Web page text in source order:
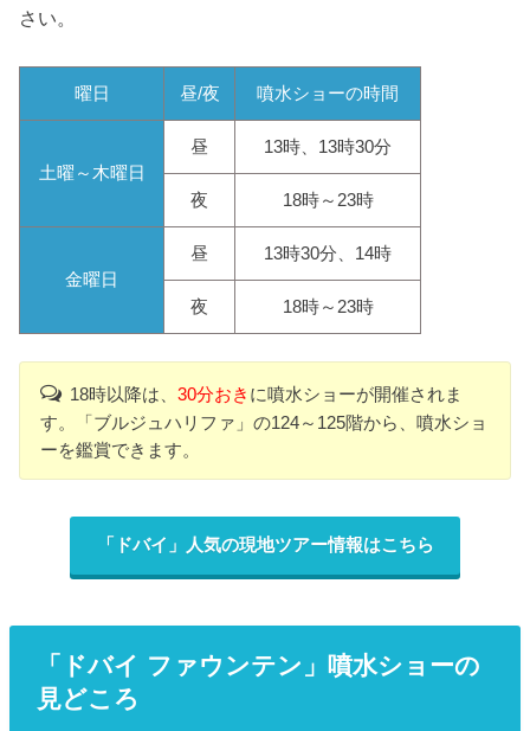
さい。
曜日 昼/夜 噴水ショーの時間
土曜～木曜日
昼 13時、13時30分
夜 18時～23時
金曜日
昼 13時30分、14時
夜 18時～23時
18時以降は、 30分おき に噴水ショーが開催されま
す。「ブルジュハリファ」の124～125階から、噴水ショ
ーを鑑賞できます。
「ドバイ」人気の現地ツアー情報はこちら
「ドバイ ファウンテン」噴水ショーの
見どころ